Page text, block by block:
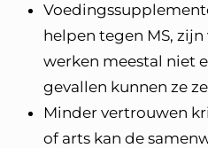
helpen tegen MS,
werken meestal niet
gevallen kunnen ze
Minder vertrouwen
of arts kan de